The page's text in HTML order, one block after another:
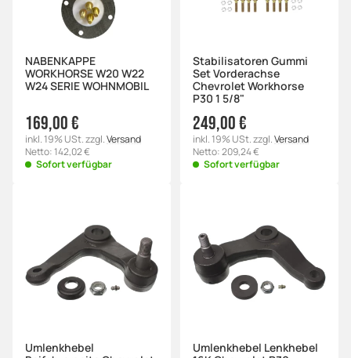
NABENKAPPE
WORKHORSE W20 W22
W24 SERIE WOHNMOBIL
169,00 €
inkl. 19% USt. zzgl.Versand
Netto: 142,02 €
Sofort verfügbar
Stabilisatoren Gummi
Set Vorderachse
Chevrolet Workhorse
P30 1 5/8"
249,00 €
inkl. 19% USt. zzgl.Versand
Netto: 209,24 €
Sofort verfügbar
Umlenkhebel
Umlenkhebel Lenkhebel